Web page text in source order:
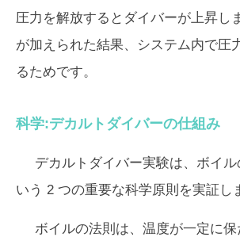
圧力を解放するとダイバーが上昇し
が加えられた結果、システム内で圧
るためです。
科学:デカルトダイバーの仕組み
デカルトダイバー実験は、ボイ
いう 2 つの重要な科学原則を実証し
ボイルの法則は、温度が一定に